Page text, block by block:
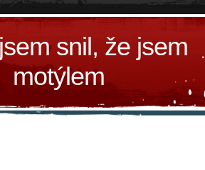
snil, že jsem
motýlem